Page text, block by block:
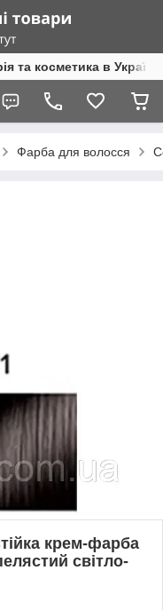
та косметика в Україні
Фарба для волосся
крем-фарба
свiтло-